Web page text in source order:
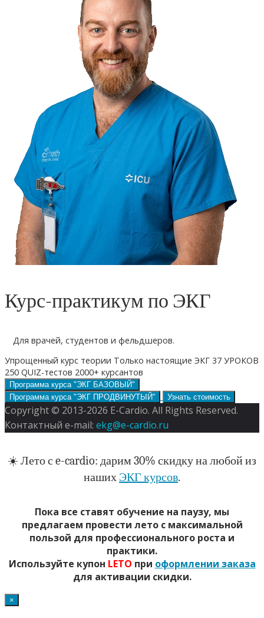
Курс-практикум по ЭКГ
Для врачей, студентов и фельдшеров.
Упрощенный курс теории Только настоящие ЭКГ 37 УРОКОВ
250 QUIZ-тестов 2000+ курсантов
Программа курса "ЭКГ БАЗОВЫЙ"
Программа курса "ЭКГ ПРОДВИНУТЫЙ"
Узнать стоимость
Copyright © 2013-2026 E-Cardio. All Rights Reserved.
Контактный e-mail: ekg@e-cardio.ru
☀️ Лето с e-cardio: дарим 30% скидку на любой из
наших ЭКГ курсов.
Пока все ставят обучение на паузу, мы
предлагаем провести лето с максимальной
пользой для профессионального роста и
практики.
Используйте купон LETO при оформлении заказа
для активации скидки.
×